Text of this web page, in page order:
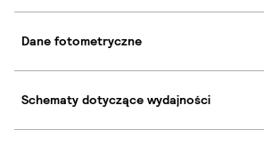
Dane fotometryczne
Schematy dotyczące wydajności